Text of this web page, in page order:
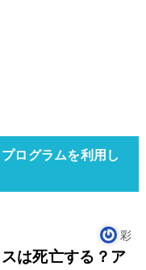
ログラムを利用し
彩
は死亡する？ア